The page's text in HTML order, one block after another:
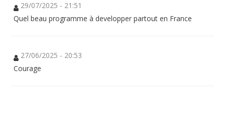
29/07/2025 - 21:51
Quel beau programme à developper partout en France
27/06/2025 - 20:53
Courage